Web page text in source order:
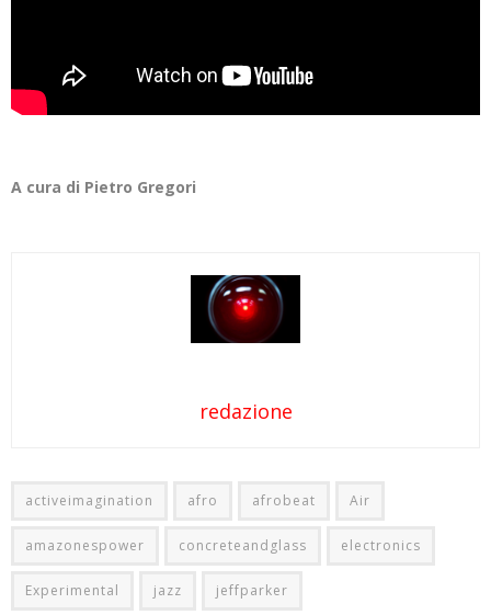
A cura di Pietro Gregori
redazione
activeimagination afro afrobeat Air
amazonespower concreteandglass electronics
Experimental jazz jeffparker